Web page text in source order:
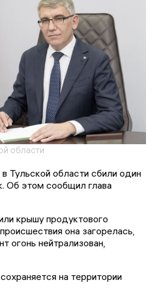
области
области сбили один
Об этом сообщил глава
крышу продуктового
она загорелась,
огонь нейтрализован,
на территории